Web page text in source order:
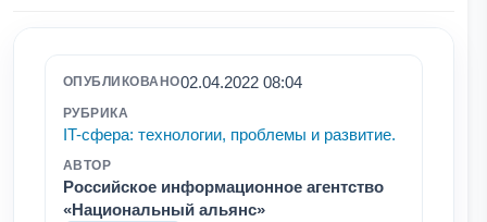
ОПУБЛИКОВАНО02.04.2022 08:04
РУБРИКА
IT-сфера: технологии, проблемы и развитие.
АВТОР
Российское информационное агентство
«Национальный альянс»